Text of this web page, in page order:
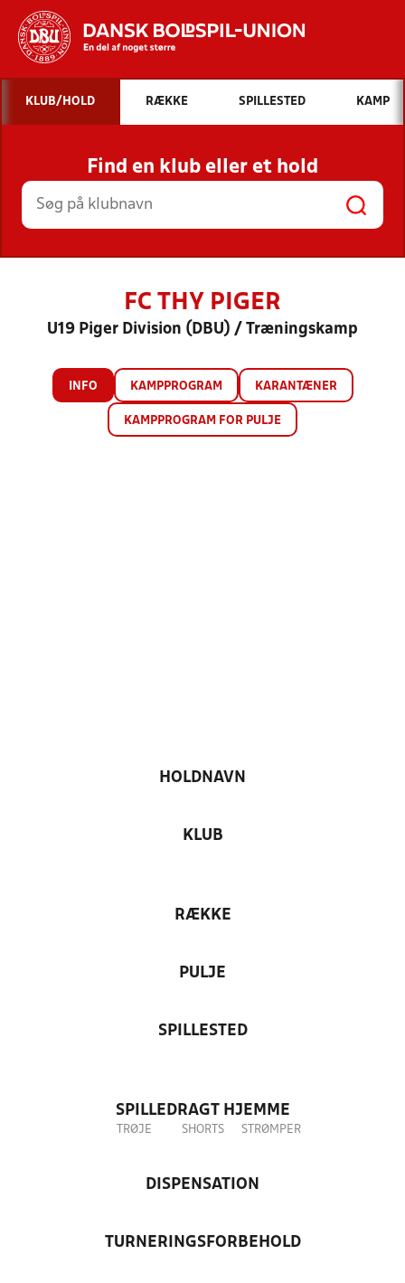
Hvad vil du søge efter?
INDHOLD OG NYHEDER
STILLINGER, RESULTATER, KLUBBER OG
HOLD
KLUB/HOLD RÆKKE SPILLESTED KAMP
Find en klub eller et hold
FC THY PIGER
U19 Piger Division (DBU) / Træningskamp
INFO KAMPPROGRAM KARANTÆNER
KAMPPROGRAM FOR PULJE
HOLDNAVN
KLUB
RÆKKE
PULJE
SPILLESTED
SPILLEDRAGT HJEMME
TRØJE SHORTS STRØMPER
DISPENSATION
TURNERINGSFORBEHOLD